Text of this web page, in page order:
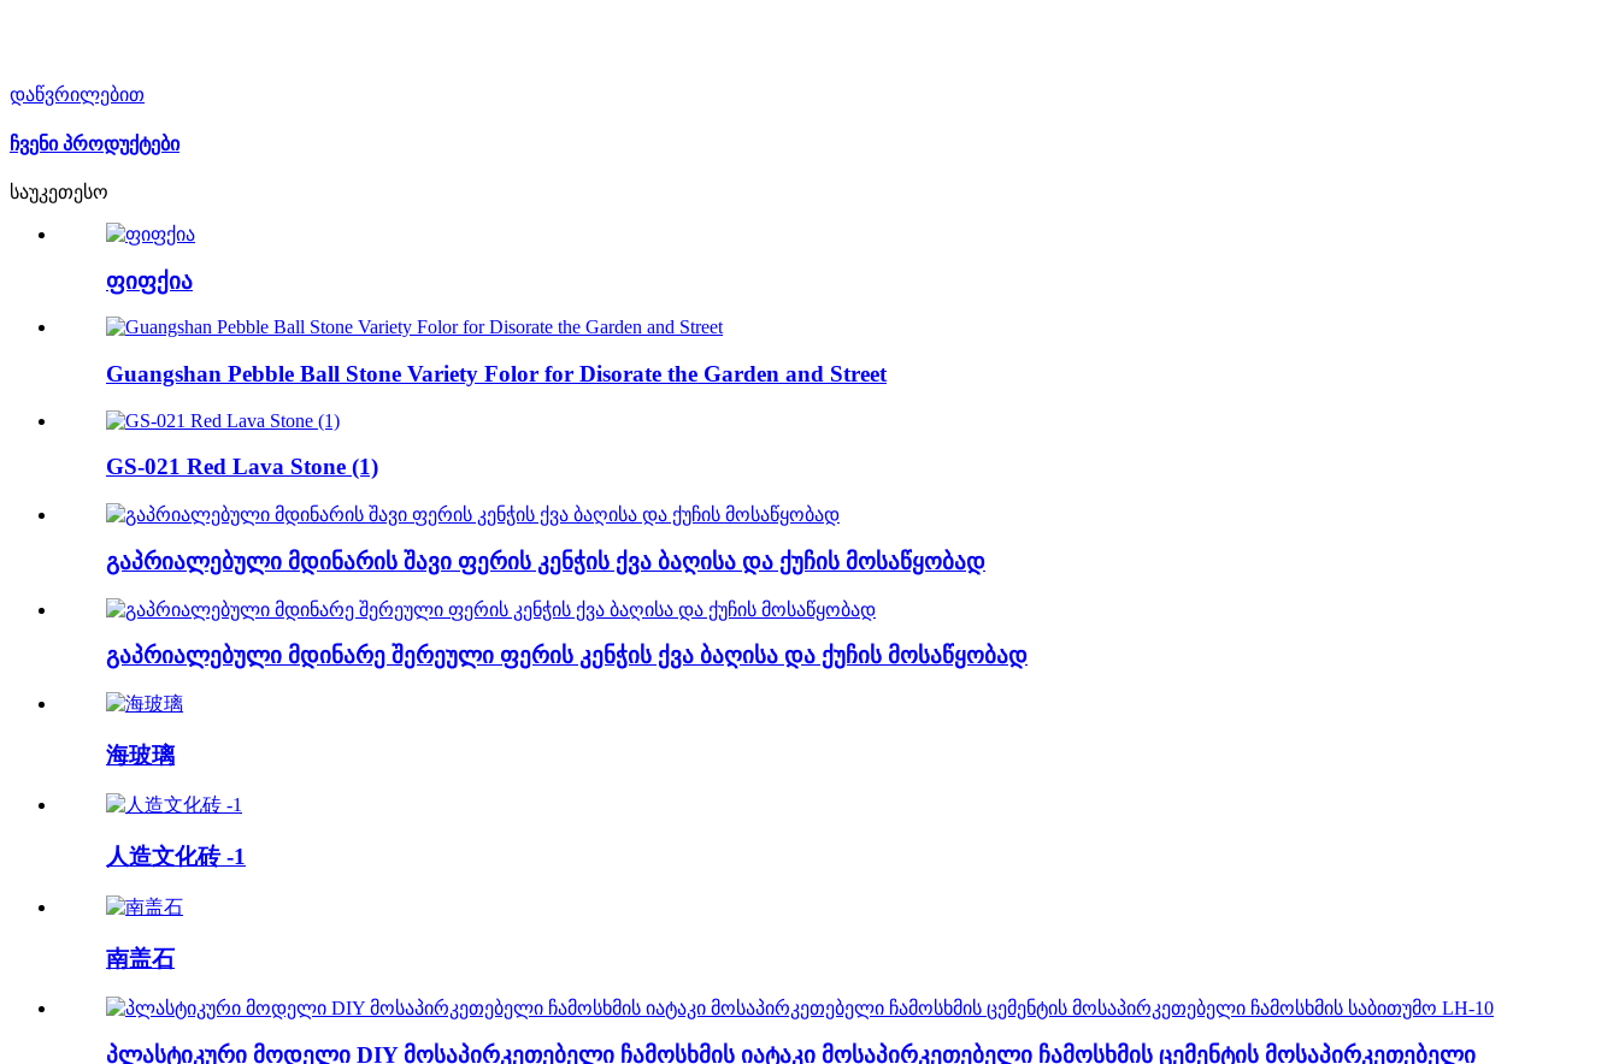
დაწვრილებით
ჩვენი პროდუქტები
საუკეთესო
ფიფქია
Guangshan Pebble Ball Stone Variety Folor for Disorate the Garden and Street
GS-021 Red Lava Stone (1)
გაპრიალებული მდინარის შავი ფერის კენჭის ქვა ბაღისა და ქუჩის მოსაწყობად
გაპრიალებული მდინარე შერეული ფერის კენჭის ქვა ბაღისა და ქუჩის მოსაწყობად
海玻璃
人造文化砖 -1
南盖石
პლასტიკური მოდელი DIY მოსაპირკეთებელი ჩამოსხმის იატაკი მოსაპირკეთებელი ჩამოსხმის ცემენტის მოსაპირკეთებელი